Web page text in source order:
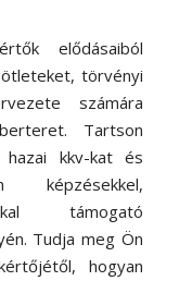
elődásaiból
törvényi
számára
Tartson
kkv-kat és
képzésekkel,
támogató
Tudja meg Ön
hogyan